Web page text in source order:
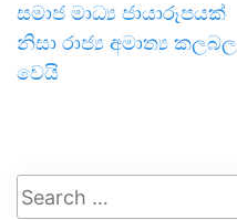
සමාජ මාධ්‍ය ජායාරූපයක්
නිසා රාජ්‍ය අමාත්‍ය කලබල
වෙයි